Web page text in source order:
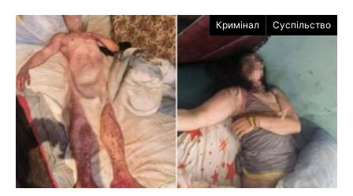
Кримінал Суспільство